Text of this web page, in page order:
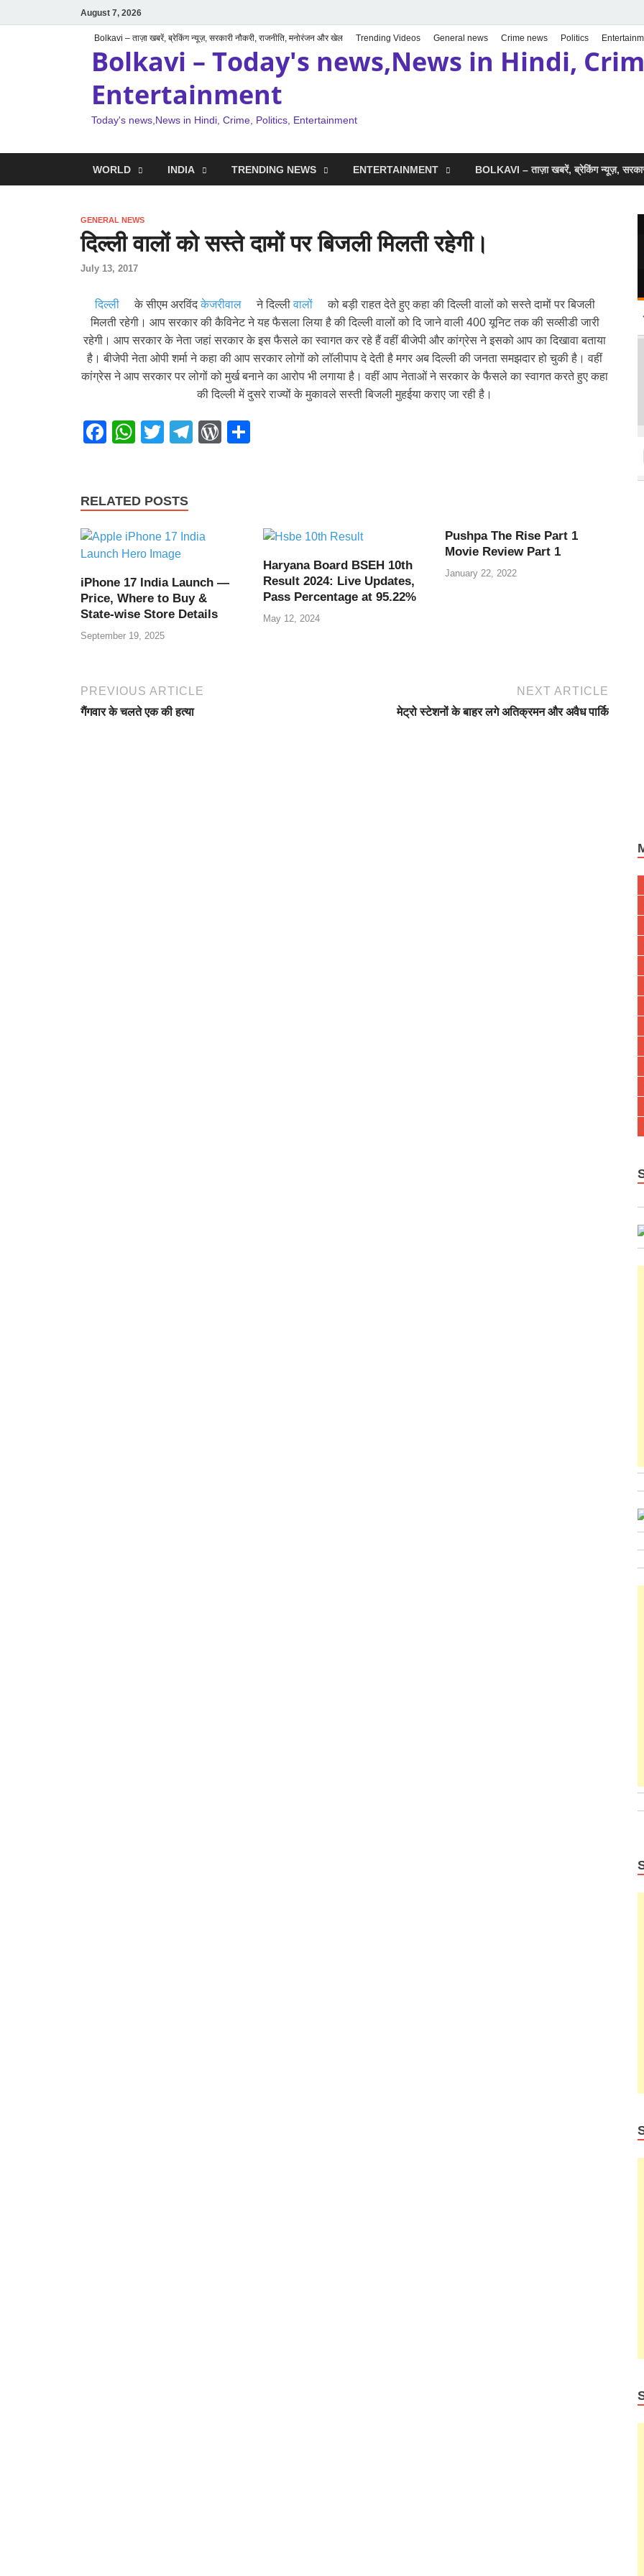
August 7, 2026
Bolkavi – ताज़ा खबरें, ब्रेकिंग न्यूज़, सरकारी नौकरी, राजनीति, मनोरंजन और खेल Trending Videos General news Crime news Politics
Bolkavi – Today's news,News in Hindi,
Entertainment
Today's news,News in Hindi, Crime, Politics, Entertainment
WORLD INDIA TRENDING NEWS ENTERTAINMENT BOLKAVI – ताज़ा खबरें, ब्रेकिंग न्यूज़,
GENERAL NEWS
दिल्ली वालों को सस्ते दामों पर बिजली मिलती रहेगी।
July 13, 2017
दिल्ली के सीएम अरविंदकेजरीवाल ने दिल्लीवालों
को बड़ी राहत देते हुए कहा की दिल्ली वालों को सस्ते दामों पर बिजली
मिलती रहेगी। आप सरकार की कैविनेट ने यह फैसला लिया है की दिल्ली वालों को दि जाने वाली 400 यूनिट तक की सव्सीडी जारी
रहेगी। आप सरकार के नेता जहां सरकार के इस फैसले का स्वागत कर रहे हैं वहीं बीजेपी और कांग्रेस ने इसको आप का दिखावा बताया
है। बीजेपी नेता ओपी शर्मा ने कहा की आप सरकार लोगों को लॉलीपाप दे देती है मगर अब दिल्ली की जनता समझदार हो चुकी है। वहीं
कांग्रेस ने आप सरकार पर लोगों को मुर्ख बनाने का आरोप भी लगाया है। वहीं आप नेताओं ने सरकार के फैसले का स्वागत करते हुए कहा
की दिल्ली में दुसरे राज्यों के मुकावले सस्ती बिजली मुहईया कराए जा रही है।
F
e
o
k
W
s
p
T
er
T
m
W
RELATED POSTS
iPhone 17 India Launch —
Price, Where to Buy &
State-wise Store Details
September 19, 2025
Haryana Board BSEH 10th
Result 2024: Live Updates,
Pass Percentage at 95.22%
May 12, 2024
Pushpa The Rise Part 1
Movie Review Part 1
January 22, 2022
PREVIOUS ARTICLE
गैंगवार के चलते एक की हत्या
NEXT ARTICLE
मेट्रो स्टेशनों के बाहर लगे अतिक्रमन और अवैध पार्कि